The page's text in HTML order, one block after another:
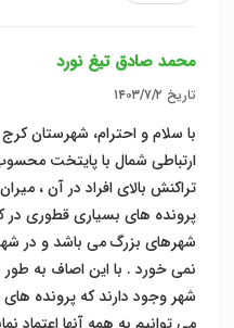
محمد صادق تیغ نورد
تاریخ ۱۴۰۳/۷/۲
با سلام و احترام، شهرستان کرج
ارتباطی شمال با پایتخت
تراکنش بالای افراد در آن ،
پرونده های بسیاری قطوری
شهرهای بزرگ می باشد و در
نمی خورد . با این اصاف به طور
شهر وجود دارند که پرونده های